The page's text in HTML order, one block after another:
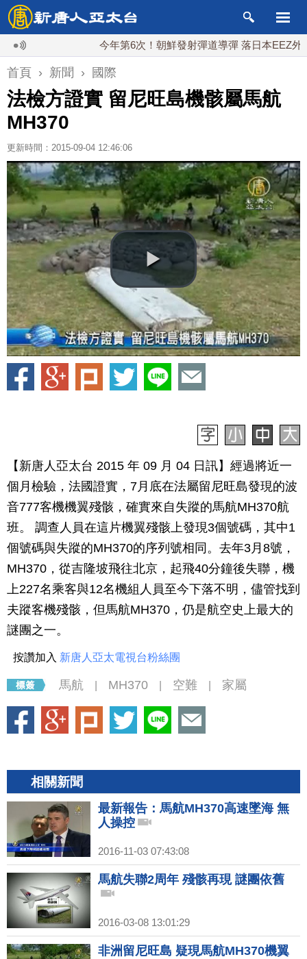
今年第6次！朝鮮發射彈道導彈 落日本EEZ外
首頁 › 新聞 › 國際
法檢方證實 留尼旺島機骸屬馬航
MH370
更新時間：2015-09-04 12:46:06
【新唐人亞太台 2015 年 09 月 04 日訊】經過將近一
個月檢驗，法國證實，7月底在法屬留尼旺島發現的波
音777客機機翼殘骸，確實來自失蹤的馬航MH370航
班。 調查人員在這片機翼殘骸上發現3個號碼，其中1
個號碼與失蹤的MH370的序列號相同。去年3月8號，
MH370，從吉隆坡飛往北京，起飛40分鐘後失聯，機
上227名乘客與12名機組人員至今下落不明，儘管找到
夫蹤客機殘骸，但馬航MH370，仍是航空史上最大的
謎團之一。
按讚加入 新唐人亞太電視台粉絲團
馬航 MH370 空難 家屬
相關新聞
最新報告：馬航MH370高速墜海 無
人操控
2016-11-03 07:43:08
馬航失聯2周年 殘骸再現 謎團依舊
2016-03-08 13:01:29
非洲留尼旺島 疑現馬航MH370機翼